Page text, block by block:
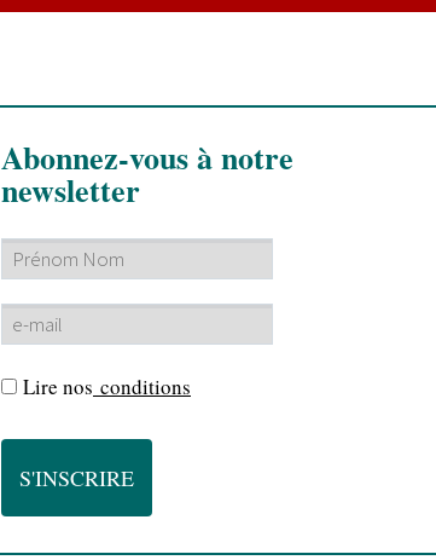
Abonnez-vous à notre
newsletter
Lire nos conditions